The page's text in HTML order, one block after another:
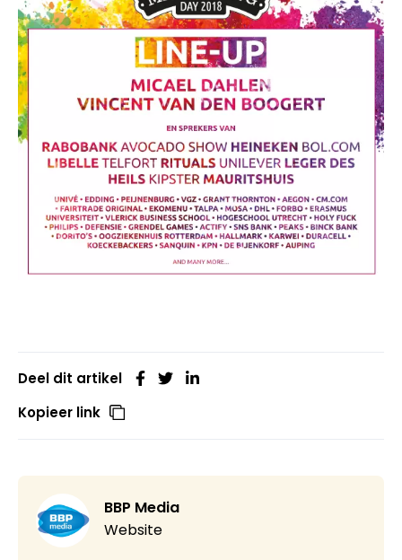
Deel dit artikel
Kopieer link
BBP Media
Website